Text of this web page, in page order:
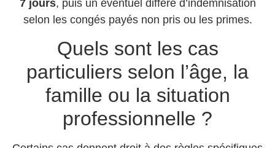
7 jours, puis un éventuel différé d’indemnisation
selon les congés payés non pris ou les primes.
Quels sont les cas
particuliers selon l’âge, la
famille ou la situation
professionnelle ?